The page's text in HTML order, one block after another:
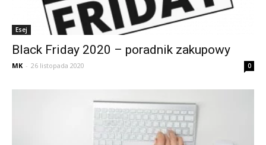
Esej
Black Friday 2020 – poradnik zakupowy
MK - 26 listopada 2020 0